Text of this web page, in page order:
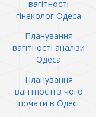
вагітності
гінеколог Одеса
Планування
вагітності аналізи
Одеса
Планування
вагітності з чого
почати в Одесі